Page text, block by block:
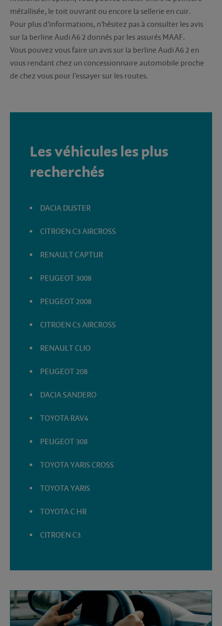
métallisée, le toit ouvrant ou encore la sellerie en cuir.
Pour plus d’informations, n’hésitez pas à consulter les avis
sur la berline Audi A6 2 donnés par les assurés MAAF.
Vous pouvez vous faire un avis sur la berline Audi A6 2 en
vous rendant chez un concessionnaire automobile proche
de chez vous pour l’essayer sur les routes.
Les véhicules les plus
recherchés
DACIA DUSTER
CITROEN C3 AIRCROSS
RENAULT CAPTUR
PEUGEOT 3008
PEUGEOT 2008
CITROEN C5 AIRCROSS
RENAULT CLIO
PEUGEOT 208
DACIA SANDERO
TOYOTA RAV4
PEUGEOT 308
TOYOTA YARIS CROSS
TOYOTA YARIS
TOYOTA C HR
CITROEN C3